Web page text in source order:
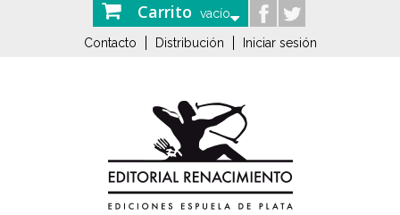
Carrito vacío
Contacto Distribución Iniciar sesión